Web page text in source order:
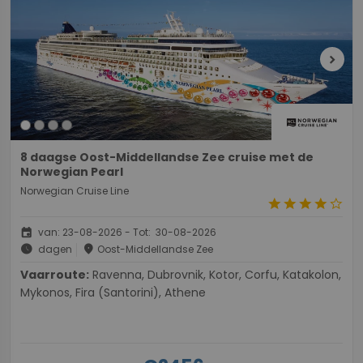
chevron_right
8 daagse Oost-Middellandse Zee cruise met de
Norwegian Pearl
Norwegian Cruise Line
starstarstarstarstar_border
event van: 23-08-2026 - Tot: 30-08-2026
schedule dagen place Oost-Middellandse Zee
Vaarroute:
Mykonos, Fira (Santorini), Athene